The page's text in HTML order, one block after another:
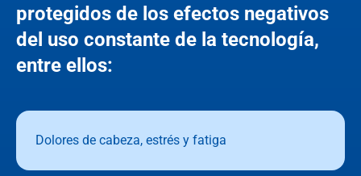
protegidos de los efectos negativos
del uso constante de la tecnología,
entre ellos:
Dolores de cabeza, estrés y fatiga